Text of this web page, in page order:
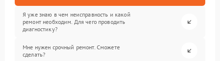
Я уже знаю в чем неисправность и какой
ремонт необходим. Для чего проводить
диагностику?
Мне нужен срочный ремонт. Сможете
сделать?